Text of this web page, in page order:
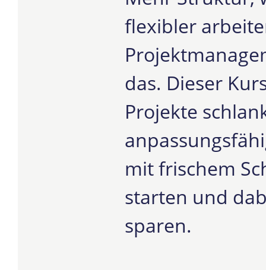
flexibler
das. Dieser
Projekte
mit frischem
starten und
sparen.